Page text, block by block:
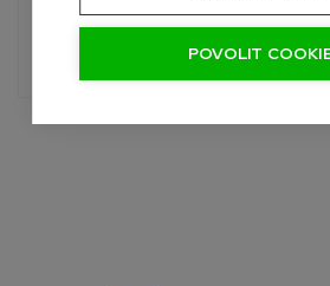
Pon-Sob, 7:00 - 19:00 hod.
info@palubky-online.cz
POVOLIT